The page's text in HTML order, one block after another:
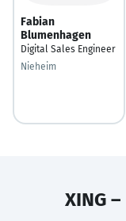
Fabian
Blumenhagen
Digital Sales Engineer
Nieheim
XING